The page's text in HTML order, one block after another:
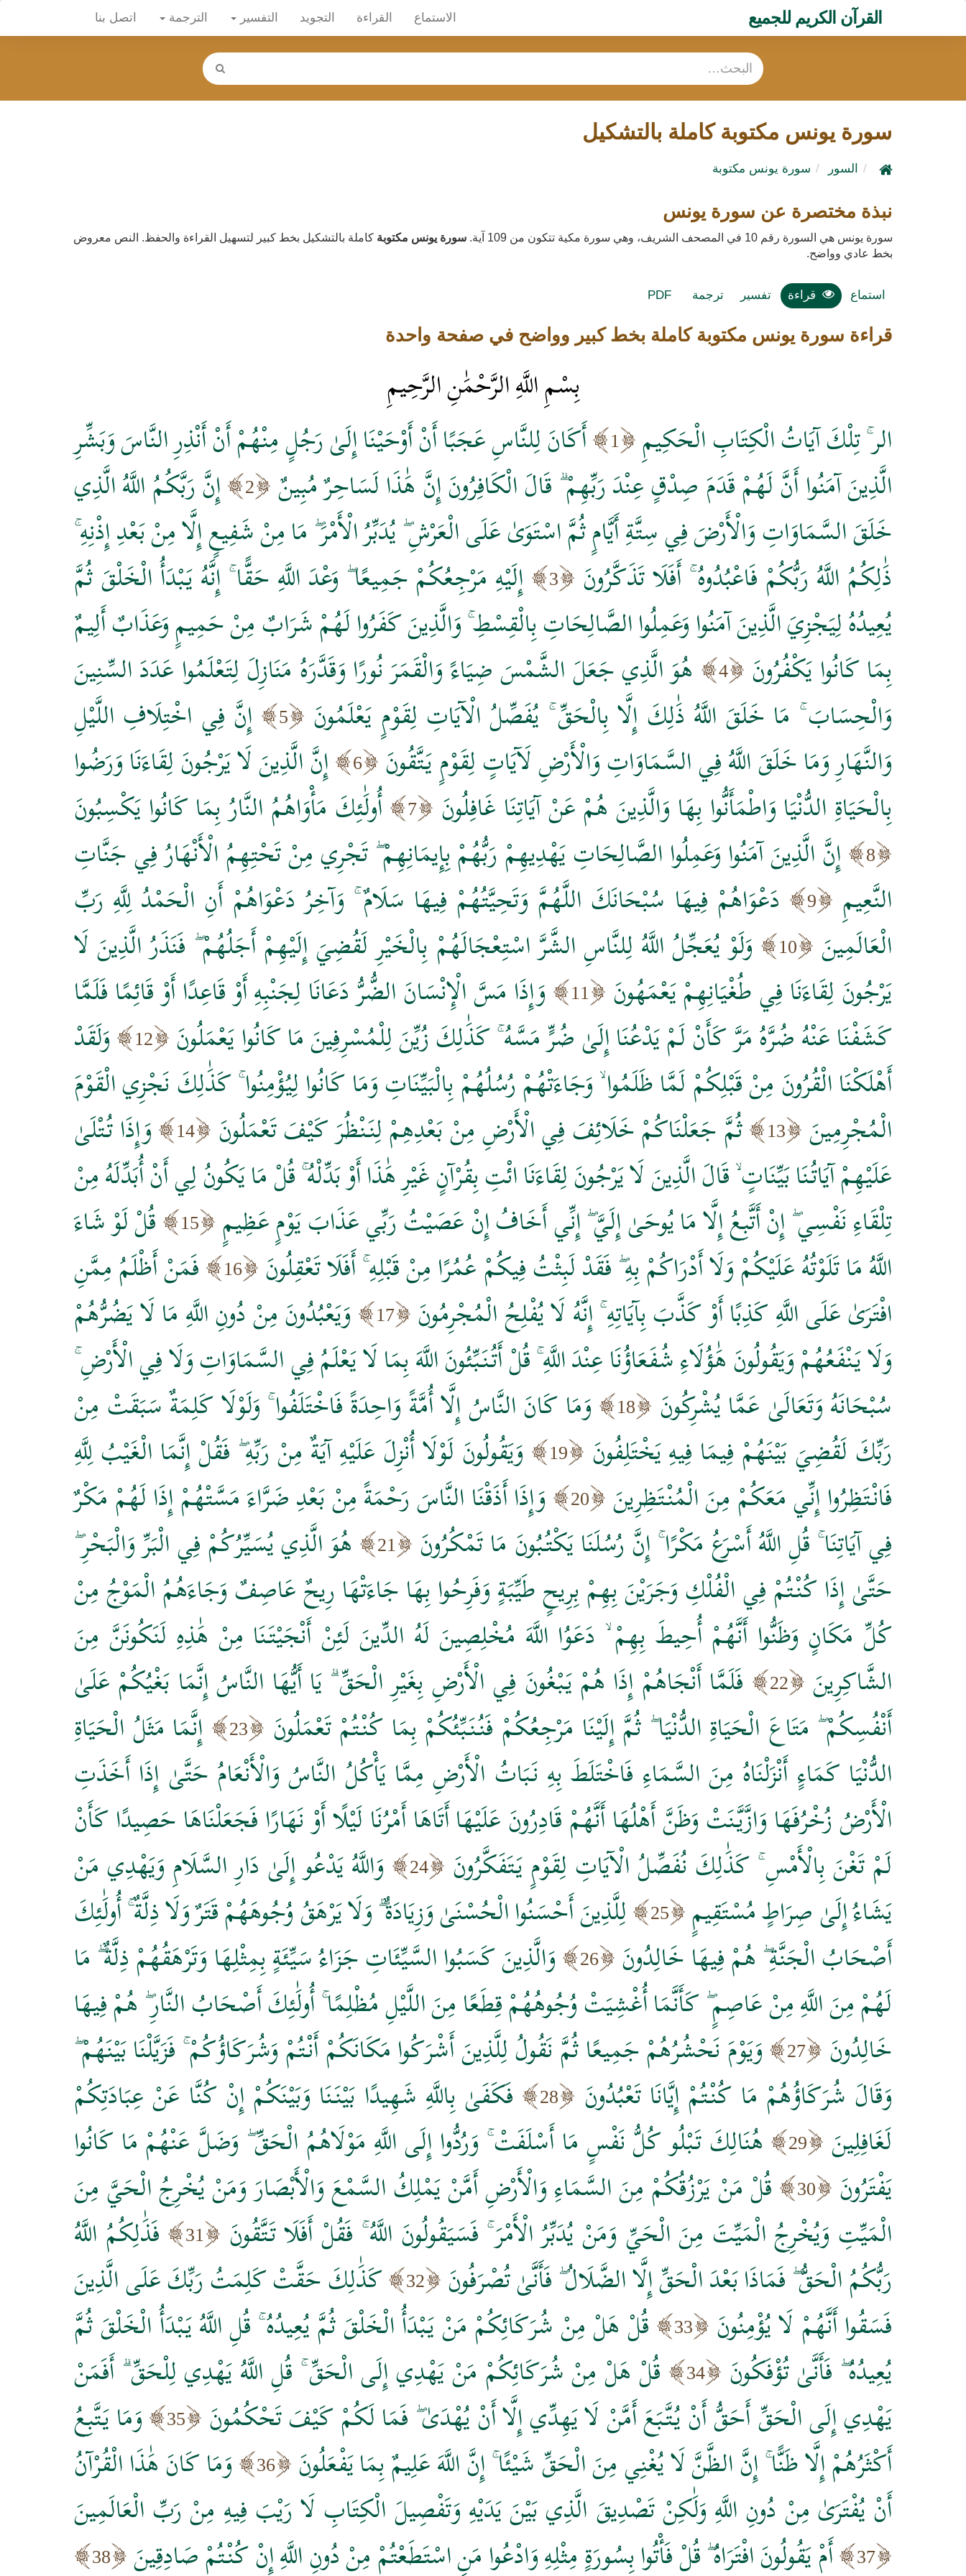
القرآن الكريم للجميع الاستماع القراءة التجويد التفسير الترجمة اتصل بنا
سورة يونس مكتوبة كاملة بالتشكيل
السور سورة يونس مكتوبة
نبذة مختصرة عن سورة يونس
سورة يونس هي السورة رقم 10 في المصحف الشريف، وهي سورة مكية تتكون من 109 آية. سورة يونس مكتوبة كاملة بالتشكيل بخط كبير لتسهيل القراءة والحفظ. النص معروض
بخط عادي وواضح.
استماع قراءة تفسير ترجمة PDF
قراءة سورة يونس مكتوبة كاملة بخط كبير وواضح في صفحة واحدة
بِسْمِ اللَّهِ الرَّحْمَٰنِ الرَّحِيمِ
الر ۚ تِلْكَ آيَاتُ الْكِتَابِ الْحَكِيمِ 1
أَكَانَ لِلنَّاسِ عَجَبًا أَنْ أَوْحَيْنَا إِلَىٰ رَجُلٍ مِنْهُمْ أَنْ أَنْذِرِ النَّاسَ وَبَشِّرِ
الَّذِينَ آمَنُوا أَنَّ لَهُمْ قَدَمَ صِدْقٍ عِنْدَ رَبِّهِمْ ۗ قَالَ الْكَافِرُونَ إِنَّ هَٰذَا لَسَاحِرٌ مُبِينٌ
2
إِنَّ رَبَّكُمُ اللَّهُ الَّذِي
خَلَقَ السَّمَاوَاتِ وَالْأَرْضَ فِي سِتَّةِ أَيَّامٍ ثُمَّ اسْتَوَىٰ عَلَى الْعَرْشِ ۖ يُدَبِّرُ الْأَمْرَ ۖ مَا مِنْ شَفِيعٍ إِلَّا مِنْ بَعْدِ إِذْنِهِ ۚ
ذَٰلِكُمُ اللَّهُ رَبُّكُمْ فَاعْبُدُوهُ ۚ أَفَلَا تَذَكَّرُونَ
3
إِلَيْهِ مَرْجِعُكُمْ جَمِيعًا ۖ وَعْدَ اللَّهِ حَقًّا ۚ إِنَّهُ يَبْدَأُ الْخَلْقَ ثُمَّ
يُعِيدُهُ لِيَجْزِيَ الَّذِينَ آمَنُوا وَعَمِلُوا الصَّالِحَاتِ بِالْقِسْطِ ۚ وَالَّذِينَ كَفَرُوا لَهُمْ شَرَابٌ مِنْ حَمِيمٍ وَعَذَابٌ أَلِيمٌ
بِمَا كَانُوا يَكْفُرُونَ
4
هُوَ الَّذِي جَعَلَ الشَّمْسَ ضِيَاءً وَالْقَمَرَ نُورًا وَقَدَّرَهُ مَنَازِلَ لِتَعْلَمُوا عَدَدَ السِّنِينَ
وَالْحِسَابَ ۚ مَا خَلَقَ اللَّهُ ذَٰلِكَ إِلَّا بِالْحَقِّ ۚ يُفَصِّلُ الْآيَاتِ لِقَوْمٍ يَعْلَمُونَ
5
إِنَّ فِي اخْتِلَافِ اللَّيْلِ
وَالنَّهَارِ وَمَا خَلَقَ اللَّهُ فِي السَّمَاوَاتِ وَالْأَرْضِ لَآيَاتٍ لِقَوْمٍ يَتَّقُونَ
6
إِنَّ الَّذِينَ لَا يَرْجُونَ لِقَاءَنَا وَرَضُوا
بِالْحَيَاةِ الدُّنْيَا وَاطْمَأَنُّوا بِهَا وَالَّذِينَ هُمْ عَنْ آيَاتِنَا غَافِلُونَ
7 أُولَٰئِكَ مَأْوَاهُمُ النَّارُ بِمَا كَانُوا يَكْسِبُونَ
8
إِنَّ الَّذِينَ آمَنُوا وَعَمِلُوا الصَّالِحَاتِ يَهْدِيهِمْ رَبُّهُمْ بِإِيمَانِهِمْ ۖ تَجْرِي مِنْ تَحْتِهِمُ الْأَنْهَارُ فِي جَنَّاتِ
النَّعِيمِ
9
دَعْوَاهُمْ فِيهَا سُبْحَانَكَ اللَّهُمَّ وَتَحِيَّتُهُمْ فِيهَا سَلَامٌ ۚ وَآخِرُ دَعْوَاهُمْ أَنِ الْحَمْدُ لِلَّهِ رَبِّ
الْعَالَمِينَ
10
وَلَوْ يُعَجِّلُ اللَّهُ لِلنَّاسِ الشَّرَّ اسْتِعْجَالَهُمْ بِالْخَيْرِ لَقُضِيَ إِلَيْهِمْ أَجَلُهُمْ ۖ فَنَذَرُ الَّذِينَ لَا
يَرْجُونَ لِقَاءَنَا فِي طُغْيَانِهِمْ يَعْمَهُونَ
11
وَإِذَا مَسَّ الْإِنْسَانَ الضُّرُّ دَعَانَا لِجَنْبِهِ أَوْ قَاعِدًا أَوْ قَائِمًا فَلَمَّا
كَشَفْنَا عَنْهُ ضُرَّهُ مَرَّ كَأَنْ لَمْ يَدْعُنَا إِلَىٰ ضُرٍّ مَسَّهُ ۚ كَذَٰلِكَ زُيِّنَ لِلْمُسْرِفِينَ مَا كَانُوا يَعْمَلُونَ
12
وَلَقَدْ
أَهْلَكْنَا الْقُرُونَ مِنْ قَبْلِكُمْ لَمَّا ظَلَمُوا ۙ وَجَاءَتْهُمْ رُسُلُهُمْ بِالْبَيِّنَاتِ وَمَا كَانُوا لِيُؤْمِنُوا ۚ كَذَٰلِكَ نَجْزِي الْقَوْمَ
الْمُجْرِمِينَ
13 ثُمَّ جَعَلْنَاكُمْ خَلَائِفَ فِي الْأَرْضِ مِنْ بَعْدِهِمْ لِنَنْظُرَ كَيْفَ تَعْمَلُونَ 14
وَإِذَا تُتْلَىٰ
عَلَيْهِمْ آيَاتُنَا بَيِّنَاتٍ ۙ قَالَ الَّذِينَ لَا يَرْجُونَ لِقَاءَنَا ائْتِ بِقُرْآنٍ غَيْرِ هَٰذَا أَوْ بَدِّلْهُ ۚ قُلْ مَا يَكُونُ لِي أَنْ أُبَدِّلَهُ مِنْ
تِلْقَاءِ نَفْسِي ۖ إِنْ أَتَّبِعُ إِلَّا مَا يُوحَىٰ إِلَيَّ ۖ إِنِّي أَخَافُ إِنْ عَصَيْتُ رَبِّي عَذَابَ يَوْمٍ عَظِيمٍ
15
قُلْ لَوْ شَاءَ
اللَّهُ مَا تَلَوْتُهُ عَلَيْكُمْ وَلَا أَدْرَاكُمْ بِهِ ۖ فَقَدْ لَبِثْتُ فِيكُمْ عُمُرًا مِنْ قَبْلِهِ ۚ أَفَلَا تَعْقِلُونَ
16
فَمَنْ أَظْلَمُ مِمَّنِ
افْتَرَىٰ عَلَى اللَّهِ كَذِبًا أَوْ كَذَّبَ بِآيَاتِهِ ۚ إِنَّهُ لَا يُفْلِحُ الْمُجْرِمُونَ
17
وَيَعْبُدُونَ مِنْ دُونِ اللَّهِ مَا لَا يَضُرُّهُمْ
وَلَا يَنْفَعُهُمْ وَيَقُولُونَ هَٰؤُلَاءِ شُفَعَاؤُنَا عِنْدَ اللَّهِ ۚ قُلْ أَتُنَبِّئُونَ اللَّهَ بِمَا لَا يَعْلَمُ فِي السَّمَاوَاتِ وَلَا فِي الْأَرْضِ ۚ
سُبْحَانَهُ وَتَعَالَىٰ عَمَّا يُشْرِكُونَ
18
وَمَا كَانَ النَّاسُ إِلَّا أُمَّةً وَاحِدَةً فَاخْتَلَفُوا ۚ وَلَوْلَا كَلِمَةٌ سَبَقَتْ مِنْ
رَبِّكَ لَقُضِيَ بَيْنَهُمْ فِيمَا فِيهِ يَخْتَلِفُونَ
19
وَيَقُولُونَ لَوْلَا أُنْزِلَ عَلَيْهِ آيَةٌ مِنْ رَبِّهِ ۖ فَقُلْ إِنَّمَا الْغَيْبُ لِلَّهِ
فَانْتَظِرُوا إِنِّي مَعَكُمْ مِنَ الْمُنْتَظِرِينَ
20
وَإِذَا أَذَقْنَا النَّاسَ رَحْمَةً مِنْ بَعْدِ ضَرَّاءَ مَسَّتْهُمْ إِذَا لَهُمْ مَكْرٌ
فِي آيَاتِنَا ۚ قُلِ اللَّهُ أَسْرَعُ مَكْرًا ۚ إِنَّ رُسُلَنَا يَكْتُبُونَ مَا تَمْكُرُونَ
21
هُوَ الَّذِي يُسَيِّرُكُمْ فِي الْبَرِّ وَالْبَحْرِ ۖ
حَتَّىٰ إِذَا كُنْتُمْ فِي الْفُلْكِ وَجَرَيْنَ بِهِمْ بِرِيحٍ طَيِّبَةٍ وَفَرِحُوا بِهَا جَاءَتْهَا رِيحٌ عَاصِفٌ وَجَاءَهُمُ الْمَوْجُ مِنْ
كُلِّ مَكَانٍ وَظَنُّوا أَنَّهُمْ أُحِيطَ بِهِمْ ۙ دَعَوُا اللَّهَ مُخْلِصِينَ لَهُ الدِّينَ لَئِنْ أَنْجَيْتَنَا مِنْ هَٰذِهِ لَنَكُونَنَّ مِنَ
الشَّاكِرِينَ
22
فَلَمَّا أَنْجَاهُمْ إِذَا هُمْ يَبْغُونَ فِي الْأَرْضِ بِغَيْرِ الْحَقِّ ۗ يَا أَيُّهَا النَّاسُ إِنَّمَا بَغْيُكُمْ عَلَىٰ
أَنْفُسِكُمْ ۖ مَتَاعَ الْحَيَاةِ الدُّنْيَا ۖ ثُمَّ إِلَيْنَا مَرْجِعُكُمْ فَنُنَبِّئُكُمْ بِمَا كُنْتُمْ تَعْمَلُونَ
23
إِنَّمَا مَثَلُ الْحَيَاةِ
الدُّنْيَا كَمَاءٍ أَنْزَلْنَاهُ مِنَ السَّمَاءِ فَاخْتَلَطَ بِهِ نَبَاتُ الْأَرْضِ مِمَّا يَأْكُلُ النَّاسُ وَالْأَنْعَامُ حَتَّىٰ إِذَا أَخَذَتِ
الْأَرْضُ زُخْرُفَهَا وَازَّيَّنَتْ وَظَنَّ أَهْلُهَا أَنَّهُمْ قَادِرُونَ عَلَيْهَا أَتَاهَا أَمْرُنَا لَيْلًا أَوْ نَهَارًا فَجَعَلْنَاهَا حَصِيدًا كَأَنْ
لَمْ تَغْنَ بِالْأَمْسِ ۚ كَذَٰلِكَ نُفَصِّلُ الْآيَاتِ لِقَوْمٍ يَتَفَكَّرُونَ
24
وَاللَّهُ يَدْعُو إِلَىٰ دَارِ السَّلَامِ وَيَهْدِي مَنْ
يَشَاءُ إِلَىٰ صِرَاطٍ مُسْتَقِيمٍ
25
لِلَّذِينَ أَحْسَنُوا الْحُسْنَىٰ وَزِيَادَةٌ ۖ وَلَا يَرْهَقُ وُجُوهَهُمْ قَتَرٌ وَلَا ذِلَّةٌ ۚ أُولَٰئِكَ
أَصْحَابُ الْجَنَّةِ ۖ هُمْ فِيهَا خَالِدُونَ
26
وَالَّذِينَ كَسَبُوا السَّيِّئَاتِ جَزَاءُ سَيِّئَةٍ بِمِثْلِهَا وَتَرْهَقُهُمْ ذِلَّةٌ ۖ مَا
لَهُمْ مِنَ اللَّهِ مِنْ عَاصِمٍ ۖ كَأَنَّمَا أُغْشِيَتْ وُجُوهُهُمْ قِطَعًا مِنَ اللَّيْلِ مُظْلِمًا ۚ أُولَٰئِكَ أَصْحَابُ النَّارِ ۖ هُمْ فِيهَا
خَالِدُونَ
27
وَيَوْمَ نَحْشُرُهُمْ جَمِيعًا ثُمَّ نَقُولُ لِلَّذِينَ أَشْرَكُوا مَكَانَكُمْ أَنْتُمْ وَشُرَكَاؤُكُمْ ۚ فَزَيَّلْنَا بَيْنَهُمْ ۖ
وَقَالَ شُرَكَاؤُهُمْ مَا كُنْتُمْ إِيَّانَا تَعْبُدُونَ
28
فَكَفَىٰ بِاللَّهِ شَهِيدًا بَيْنَنَا وَبَيْنَكُمْ إِنْ كُنَّا عَنْ عِبَادَتِكُمْ
لَغَافِلِينَ
29
هُنَالِكَ تَبْلُو كُلُّ نَفْسٍ مَا أَسْلَفَتْ ۚ وَرُدُّوا إِلَى اللَّهِ مَوْلَاهُمُ الْحَقِّ ۖ وَضَلَّ عَنْهُمْ مَا كَانُوا
يَفْتَرُونَ
30
قُلْ مَنْ يَرْزُقُكُمْ مِنَ السَّمَاءِ وَالْأَرْضِ أَمَّنْ يَمْلِكُ السَّمْعَ وَالْأَبْصَارَ وَمَنْ يُخْرِجُ الْحَيَّ مِنَ
الْمَيِّتِ وَيُخْرِجُ الْمَيِّتَ مِنَ الْحَيِّ وَمَنْ يُدَبِّرُ الْأَمْرَ ۚ فَسَيَقُولُونَ اللَّهُ ۚ فَقُلْ أَفَلَا تَتَّقُونَ
31
فَذَٰلِكُمُ اللَّهُ
رَبُّكُمُ الْحَقُّ ۖ فَمَاذَا بَعْدَ الْحَقِّ إِلَّا الضَّلَالُ ۖ فَأَنَّىٰ تُصْرَفُونَ
32
كَذَٰلِكَ حَقَّتْ كَلِمَتُ رَبِّكَ عَلَى الَّذِينَ
فَسَقُوا أَنَّهُمْ لَا يُؤْمِنُونَ
33
قُلْ هَلْ مِنْ شُرَكَائِكُمْ مَنْ يَبْدَأُ الْخَلْقَ ثُمَّ يُعِيدُهُ ۚ قُلِ اللَّهُ يَبْدَأُ الْخَلْقَ ثُمَّ
يُعِيدُهُ ۖ فَأَنَّىٰ تُؤْفَكُونَ
34
قُلْ هَلْ مِنْ شُرَكَائِكُمْ مَنْ يَهْدِي إِلَى الْحَقِّ ۚ قُلِ اللَّهُ يَهْدِي لِلْحَقِّ ۗ أَفَمَنْ
يَهْدِي إِلَى الْحَقِّ أَحَقُّ أَنْ يُتَّبَعَ أَمَّنْ لَا يَهِدِّي إِلَّا أَنْ يُهْدَىٰ ۖ فَمَا لَكُمْ كَيْفَ تَحْكُمُونَ
35
وَمَا يَتَّبِعُ
أَكْثَرُهُمْ إِلَّا ظَنًّا ۚ إِنَّ الظَّنَّ لَا يُغْنِي مِنَ الْحَقِّ شَيْئًا ۚ إِنَّ اللَّهَ عَلِيمٌ بِمَا يَفْعَلُونَ
36
وَمَا كَانَ هَٰذَا الْقُرْآنُ
أَنْ يُفْتَرَىٰ مِنْ دُونِ اللَّهِ وَلَٰكِنْ تَصْدِيقَ الَّذِي بَيْنَ يَدَيْهِ وَتَفْصِيلَ الْكِتَابِ لَا رَيْبَ فِيهِ مِنْ رَبِّ الْعَالَمِينَ
37 أَمْ يَقُولُونَ افْتَرَاهُ ۖ قُلْ فَأْتُوا بِسُورَةٍ مِثْلِهِ وَادْعُوا مَنِ اسْتَطَعْتُمْ مِنْ دُونِ اللَّهِ إِنْ كُنْتُمْ صَادِقِينَ 38